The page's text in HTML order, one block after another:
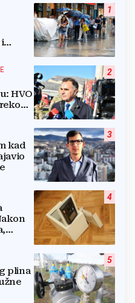
1
2
HVO
3
kad
4
5
plina